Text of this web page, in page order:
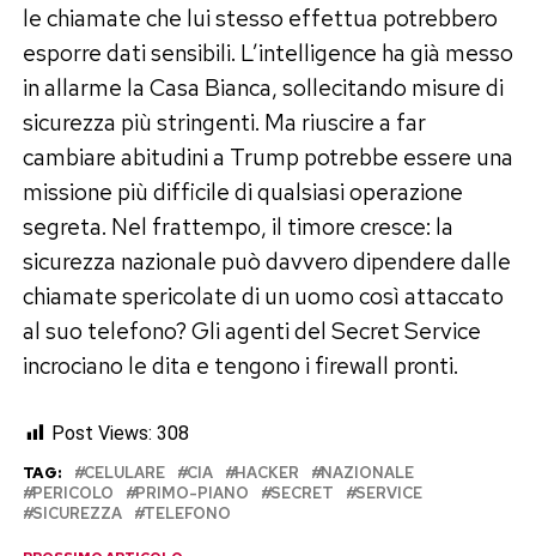
le chiamate che lui stesso effettua potrebbero
esporre dati sensibili. L’intelligence ha già messo
in allarme la Casa Bianca, sollecitando misure di
sicurezza più stringenti. Ma riuscire a far
cambiare abitudini a Trump potrebbe essere una
missione più difficile di qualsiasi operazione
segreta. Nel frattempo, il timore cresce: la
sicurezza nazionale può davvero dipendere dalle
chiamate spericolate di un uomo così attaccato
al suo telefono? Gli agenti del Secret Service
incrociano le dita e tengono i firewall pronti.
Post Views: 308
TAG: CELULARE CIA HACKER
NAZIONALE
PERICOLO
PRIMO-PIANO SECRET
SERVICE
SICUREZZA
TELEFONO